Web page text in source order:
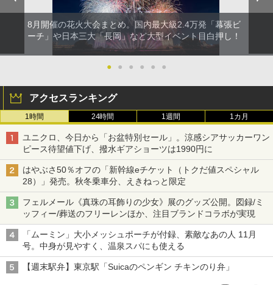
8月開催の花火大会まとめ。国内最大級2.4万発「幕張ビ
ーチ」や日本三大「長岡」など大型イベント目白押し！
● ● ● ● ● ●
アクセスランキング
1時間 24時間 1週間 1カ月
ユニクロ、今日から「お盆特別セール」。涼感シアサッカーワン
ピース待望値下げ、撥水ギアショーツは1990円に
はやぶさ50％オフの「新幹線eチケット（トクだ値スペシャル
28）」発売。秋冬乗車分、えきねっと限定
フェルメール《真珠の耳飾りの少女》展のグッズ公開。図録/ミ
ッフィー/葬送のフリーレンほか、注目ブランドコラボが実現
「ムーミン」大小メッシュポーチが付録、素敵なあの人 11月
号。中身が見やすく、温泉スパにも使える
【週末駅弁】東京駅「Suicaのペンギン チキンのり弁」